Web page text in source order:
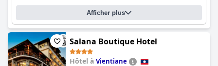
Afficher plus
Salana Boutique Hotel
Hôtel à Vientiane